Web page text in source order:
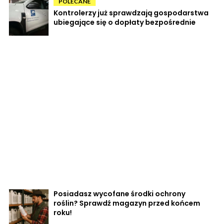
Kontrolerzy już sprawdzają gospodarstwa
ubiegające się o dopłaty bezpośrednie
Posiadasz wycofane środki ochrony
roślin? Sprawdź magazyn przed końcem
roku!